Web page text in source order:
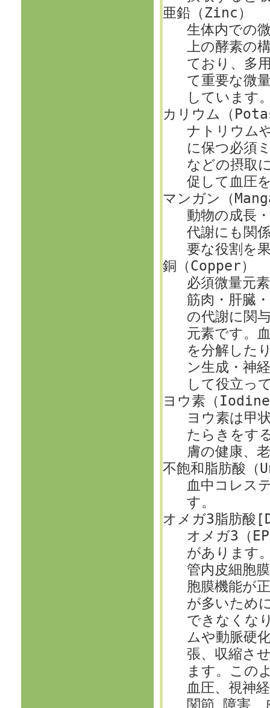
亜鉛（Zinc）
生体内での
上の酵素の
ており、多
て重要な微
しています
カリウム（
ナトリウム
に保つ必須
などの摂取
促して血圧
マンガン（
動物の成長
代謝にも関
要な役割を
銅（Copper）
必須微量元
筋肉・肝臓
の代謝に関
元素です。
を分解した
ン生成・神
して役立っ
ヨウ素（
ヨウ素は甲
たらきをす
膚の健康、
不飽和脂肪酸
血中コレス
す。
オメガ3脂肪
オメガ3（
があります
管内皮細胞
胞膜機能が
が多いため
できなくな
ムや動脈硬
張、収縮さ
ます。この
血圧、視神
関節 障害、